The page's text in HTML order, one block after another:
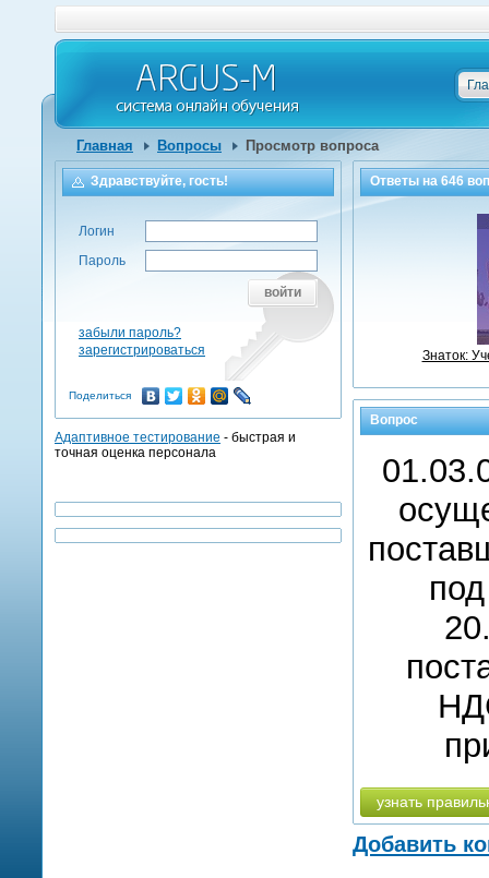
Главная Вопросы Просмотр вопроса
Ответы на646
Знаток:
Вопрос
узнать
Добавить
Здравствуйте, гость!
Логин
Пароль
войти
забыли пароль?
зарегистрироваться
Поделиться
Адаптивное тестирование - быстрая и
точная оценка персонала